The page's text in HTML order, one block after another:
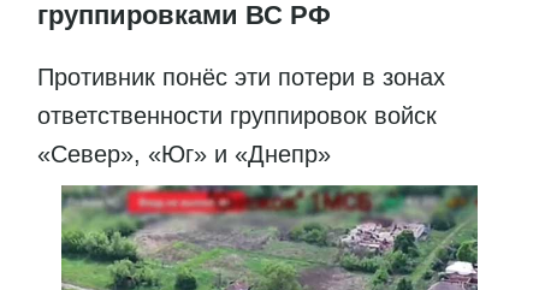
группировками ВС РФ
Противник понёс эти потери в зонах
ответственности группировок войск
«Север», «Юг» и «Днепр»